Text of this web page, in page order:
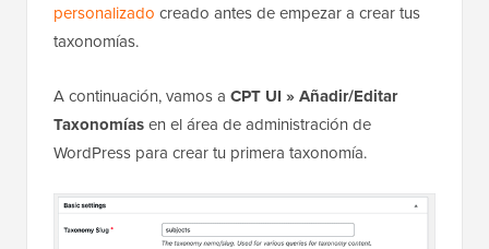
personalizado creado antes de empezar a crear tus
taxonomías.
A continuación, vamos a CPT UI » Añadir/Editar
Taxonomíasen el área de administración de
WordPress para crear tu primera taxonomía.